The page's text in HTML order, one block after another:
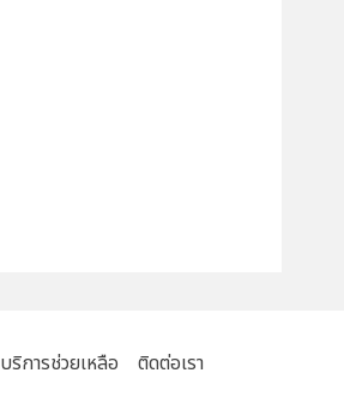
บริการช่วยเหลือ ติดต่อเรา